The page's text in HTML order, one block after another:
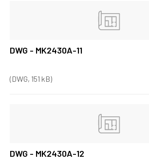
DWG - MK2430A-11
(DWG, 151 kB)
DWG - MK2430A-12